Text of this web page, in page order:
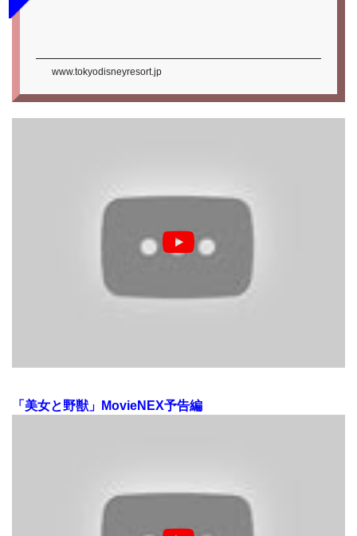
www.tokyodisneyresort.jp
「美女と野獣」MovieNEX予告編